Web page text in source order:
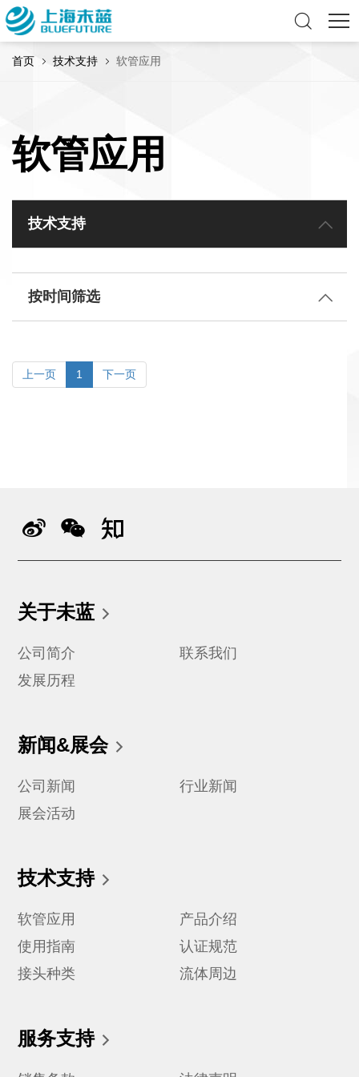
首页 技术支持 软管应用
软管应用
技术支持
按时间筛选
上一页 1 下一页
关于未蓝
公司简介
联系我们
发展历程
新闻&展会
公司新闻
行业新闻
展会活动
技术支持
软管应用
产品介绍
使用指南
认证规范
接头种类
流体周边
服务支持